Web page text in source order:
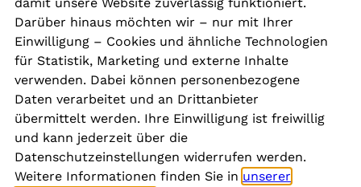
Kontakt
Presse
Aktuelles
Karriere
Newsletter
Social Media
Darüber hinaus möchten wir – nur mit Ihrer
Einwilligung – Cookies und ähnliche Technologien
für Statistik, Marketing und externe Inhalte
verwenden. Dabei können personenbezogene
Daten verarbeitet und an Drittanbieter
übermittelt werden. Ihre Einwilligung ist freiwillig
und kann jederzeit über die
Datenschutzeinstellungen widerrufen werden.
Weitere Informationen finden Sie in unserer